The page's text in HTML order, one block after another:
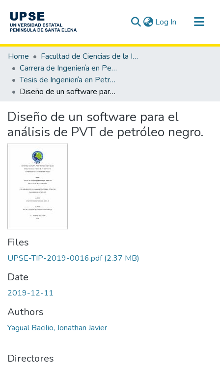
Log In (current)
Communities & Collections
All of DSpace
Statistics
Home
Facultad de Ciencias de la Ingeniería
Carrera de Ingeniería en Petróleo
Tesis de Ingeniería en Petróleo
Diseño de un software para el análisis de PVT de petróleo negro.
Diseño de un software para el
análisis de PVT de petróleo negro.
Files
UPSE-TIP-2019-0016.pdf(2.37 MB)
Date
2019-12-11
Authors
Yagual Bacilio, Jonathan Javier
Directores